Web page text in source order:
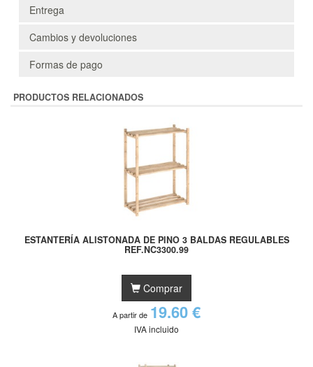
Entrega
Cambios y devoluciones
Formas de pago
PRODUCTOS RELACIONADOS
ESTANTERÍA ALISTONADA DE PINO 3 BALDAS REGULABLES
REF.NC3300.99
Comprar
A partir de 19.60 €
IVA incluido